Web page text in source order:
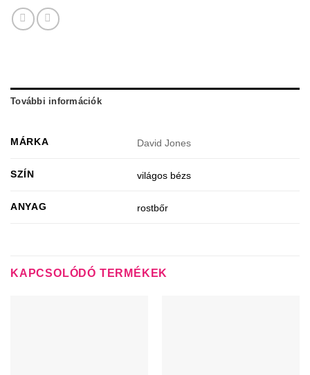
További információk
MÁRKA David Jones
SZÍN világos bézs
ANYAG rostbőr
KAPCSOLÓDÓ TERMÉKEK